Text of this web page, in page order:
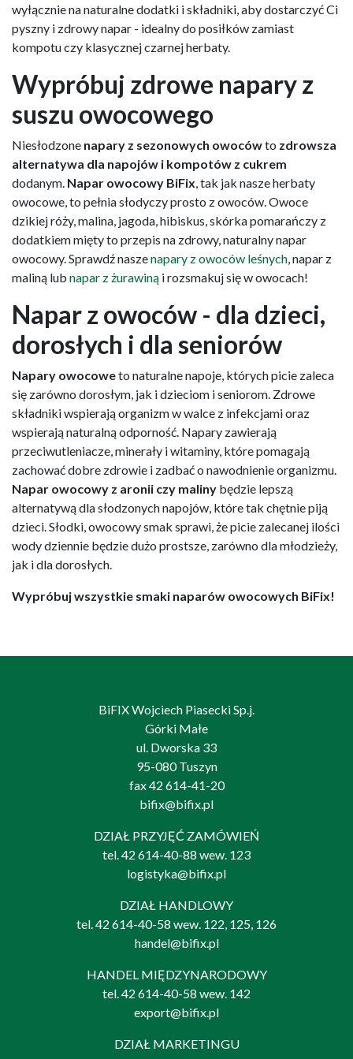
wyłącznie na naturalne dodatki i składniki, aby dostarczyć Ci
pyszny i zdrowy napar - idealny do posiłków zamiast
kompotu czy klasycznej czarnej herbaty.
Wypróbuj zdrowe napary z
suszu owocowego
Niesłodzone napary z sezonowych owocówto zdrowsza
alternatywa dla napojów i kompotów z cukrem
dodanym. Napar owocowy BiFix , tak jak nasze herbaty
owocowe, to pełnia słodyczy prosto z owoców. Owoce
dzikiej róży, malina, jagoda, hibiskus, skórka pomarańczy z
dodatkiem mięty to przepis na zdrowy, naturalny napar
owocowy. Sprawdź naszenapary z owoców leśnych , napar z
maliną lub napar z żurawiną i rozsmakuj się w owocach!
Napar z owoców - dla dzieci,
dorosłych i dla seniorów
Napary owocoweto naturalne napoje, których picie zaleca
się zarówno dorosłym, jak i dzieciom i seniorom. Zdrowe
składniki wspierają organizm w walce z infekcjami oraz
wspierają naturalną odporność. Napary zawierają
przeciwutleniacze, minerały i witaminy, które pomagają
zachować dobre zdrowie i zadbać o nawodnienie organizmu.
Napar owocowy z aronii czy maliny będzie lepszą
alternatywą dla słodzonych napojów, które tak chętnie piją
dzieci. Słodki, owocowy smak sprawi, że picie zalecanej ilości
wody dziennie będzie dużo prostsze, zarówno dla młodzieży,
jak i dla dorosłych.
Wypróbuj wszystkie smaki naparów owocowych BiFix!
BiFIX Wojciech Piasecki Sp.j.
Górki Małe
ul. Dworska 33
95-080 Tuszyn
fax 42 614-41-20
bifix@bifix.pl
DZIAŁ PRZYJĘĆ ZAMÓWIEŃ
tel. 42 614-40-88 wew. 123
logistyka@bifix.pl
DZIAŁ HANDLOWY
tel. 42 614-40-58 wew. 122, 125, 126
handel@bifix.pl
HANDEL MIĘDZYNARODOWY
tel. 42 614-40-58 wew. 142
export@bifix.pl
DZIAŁ MARKETINGU